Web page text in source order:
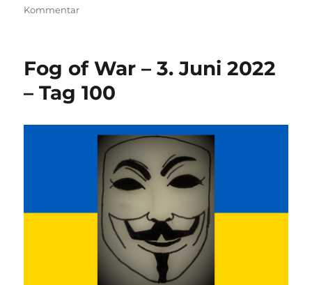
Kommentarzu
–
Juni
–
Fog of War – 3. Juni 2022
– Tag 100